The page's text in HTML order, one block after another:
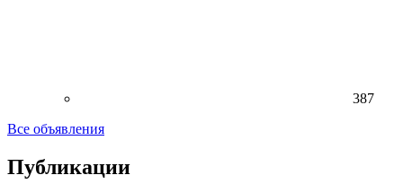
387
Все объявления
Публикации